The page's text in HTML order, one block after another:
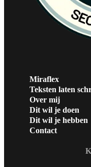
Miraflex
Teksten laten
Over mij
Dit wil je doen
Dit wil je hebben
Contact